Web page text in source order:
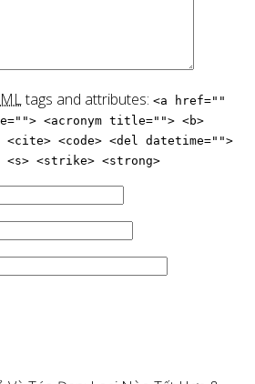
tags and attributes: <a href=""
<acronym title=""> <b>
<code> <del datetime="">
<s> <strike> <strong>